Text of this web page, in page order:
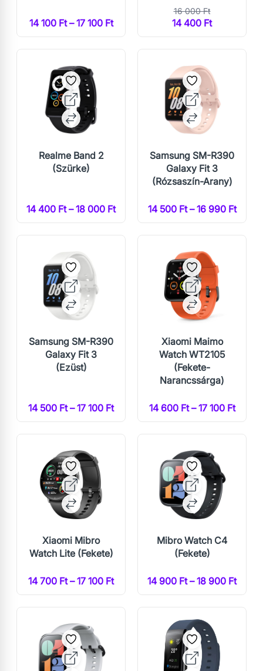
14 100 Ft – 17 100 Ft
16 000 Ft
14 400 Ft
Realme Band 2
(Szürke)
14 400 Ft – 18 000 Ft
Samsung SM-R390
Galaxy Fit 3
(Rózsaszín-Arany)
14 500 Ft – 16 990 Ft
Samsung SM-R390
Galaxy Fit 3
(Ezüst)
14 500 Ft – 17 100 Ft
Xiaomi Maimo
Watch WT2105
(Fekete-
Narancssárga)
14 600 Ft – 17 100 Ft
Xiaomi Mibro
Watch Lite (Fekete)
14 700 Ft – 17 100 Ft
Mibro Watch C4
(Fekete)
14 900 Ft – 18 900 Ft